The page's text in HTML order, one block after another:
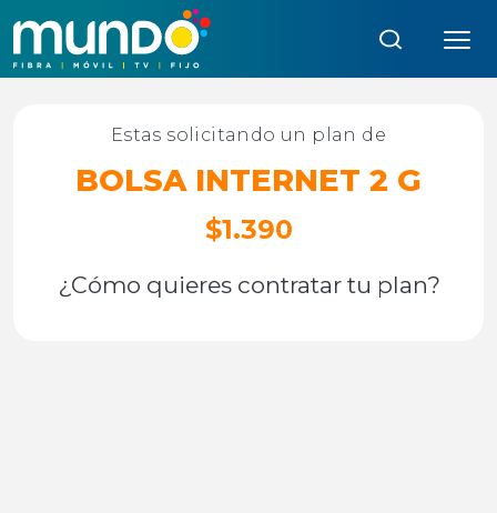
Estas solicitando un plan de
BOLSA INTERNET 2 G
$1.390
¿Cómo quieres contratar tu plan?